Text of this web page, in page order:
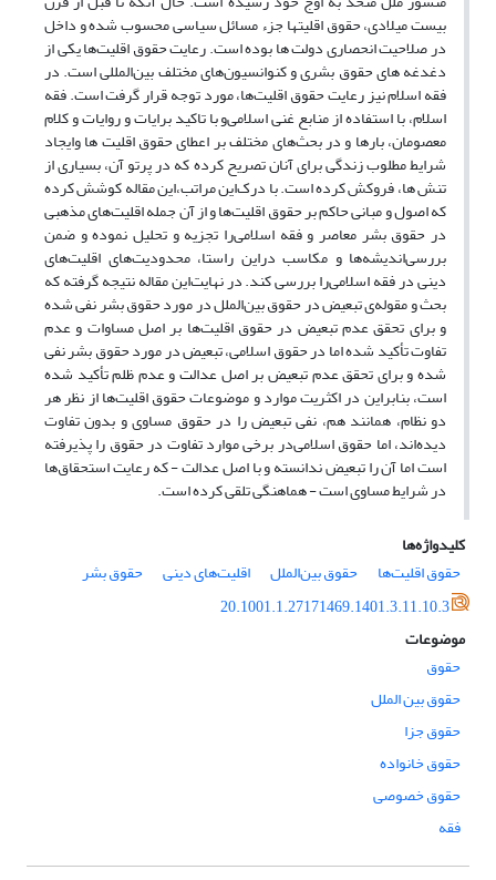
بیست میلادی، حقوق اقلیت­ها جزء مسائل سیاسی محسوب شده و داخل
در صلاحیت انحصاری دولت ها بوده است. رعایت حقوق اقلیت‌ها یکی از
دغدغه های حقوق بشری و کنوانسیون‌های مختلف بین‌المللی است. در
فقه اسلام نیز رعایت حقوق اقلیت‌ها، مورد توجه قرار گرفت است. فقه
اسلام، با استفاده از منابع غنی اسلامی‌و با تاکید بر‌ایات و روایات و کلام
معصومان، بارها و در بحث‌های مختلف بر اعطای حقوق اقلیت ها و‌ایجاد
شرایط مطلوب زندگی برای آنان تصریح کرده که در پرتو آن، بسیاری از
تنش ها، فروکش کرده است. با درک‌این مراتب،‌این مقاله کوشش کرده
که اصول و مبانی حاکم بر حقوق اقلیت‌ها و از آن جمله اقلیت‌های مذهبی
در حقوق بشر معاصر و فقه اسلامی‌را تجزیه و تحلیل نموده و ضمن
بررسی‌اندیشه‌ها و مکاسب در‌این راستا، محدودیت‌های اقلیت‌های
دینی در فقه اسلامی‌را بررسی کند. در نهایت‌این مقاله نتیجه گرفته که
بحث و مقوله‌ی تبعیض در حقوق بین‌الملل در مورد حقوق بشر نفی شده
و برای تحقق عدم تبعیض در حقوق اقلیت‌ها بر اصل مساوات و عدم
تفاوت تأکید شده اما در حقوق اسلامی، تبعیض در مورد حقوق بشر نفی
شده و برای تحقق عدم تبعیض بر اصل عدالت و عدم ظلم تأکید شده
است، بنابراین در اکثریت موارد و موضوعات حقوق اقلیت‌ها از نظر هر
دو نظام، همانند هم، نفی تبعیض را در حقوق مساوی و بدون تفاوت
دیده‌اند، اما حقوق اسلامی‌در برخی موارد تفاوت در حقوق را پذیرفته
است اما آن را تبعیض ندانسته و با اصل عدالت - که رعایت استحقاق‌ها
در شرایط مساوی است - هماهنگی تلقی کرده است.
کلیدواژه‌ها
حقوق اقلیت‌ها
حقوق بین‌الملل اقلیت‌های دینی
حقوق بشر
20.1001.1.27171469.1401.3.11.10.3
موضوعات
حقوق
حقوق بین الملل
حقوق جزا
حقوق خانواده
حقوق خصوصی
فقه